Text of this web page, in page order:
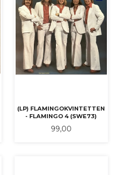
(LP) FLAMINGOKVINTETTEN
- FLAMINGO 4 (SWE73)
Pris
99,00